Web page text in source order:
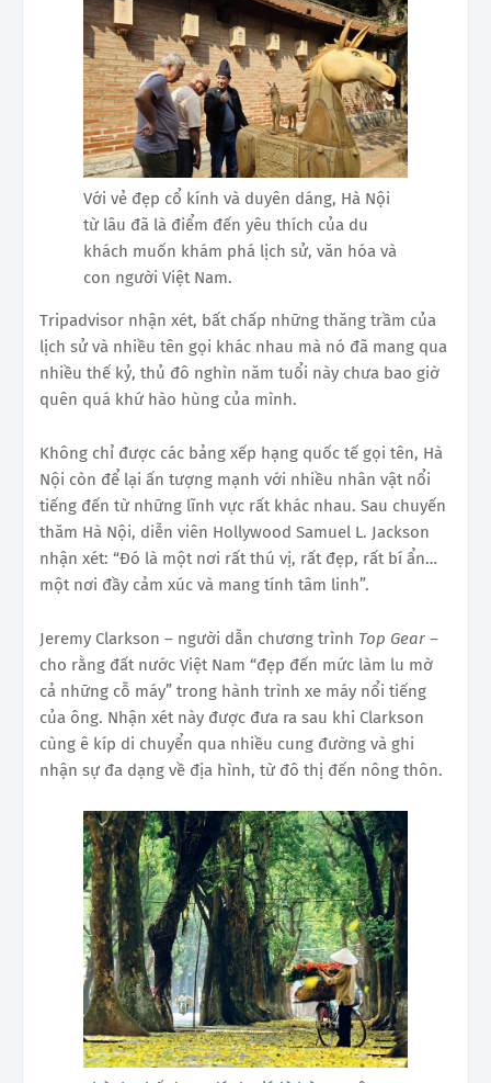
Với vẻ đẹp cổ kính và duyên dáng, Hà Nội
từ lâu đã là điểm đến yêu thích của du
khách muốn khám phá lịch sử, văn hóa và
con người Việt Nam.
Tripadvisor nhận xét, bất chấp những thăng trầm của
lịch sử và nhiều tên gọi khác nhau mà nó đã mang qua
nhiều thế kỷ, thủ đô nghìn năm tuổi này chưa bao giờ
quên quá khứ hào hùng của mình.
Không chỉ được các bảng xếp hạng quốc tế gọi tên, Hà
Nội còn để lại ấn tượng mạnh với nhiều nhân vật nổi
tiếng đến từ những lĩnh vực rất khác nhau. Sau chuyến
thăm Hà Nội, diễn viên Hollywood Samuel L. Jackson
nhận xét: “Đó là một nơi rất thú vị, rất đẹp, rất bí ẩn…
một nơi đầy cảm xúc và mang tính tâm linh”.
Jeremy Clarkson – người dẫn chương trình Top Gear –
cho rằng đất nước Việt Nam “đẹp đến mức làm lu mờ
cả những cỗ máy” trong hành trình xe máy nổi tiếng
của ông. Nhận xét này được đưa ra sau khi Clarkson
cùng ê kíp di chuyển qua nhiều cung đường và ghi
nhận sự đa dạng về địa hình, từ đô thị đến nông thôn.